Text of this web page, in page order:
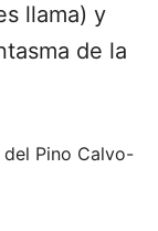
llama) y
de la
del Pino Calvo-